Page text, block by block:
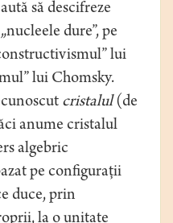
să descifreze
dure”, pe
lui
lui Chomsky.
cristalul(de
anume cristalul
algebric
pe configuraţii
duce, prin